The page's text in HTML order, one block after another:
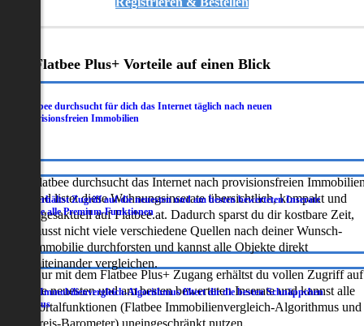
Flatbee Plus+ Vorteile auf einen Blick
Flatbee durchsucht für dich das Internet täglich nach neuen
provisionsfreien Immobilien
Flatbee durchsucht das Internet nach provisionsfreien
und listet diese Wohnungsinserate übersichtlich, kompakt und
tagesaktuell auf Flatbee.at. Dadurch sparst du dir kostbare Zeit,
musst nicht viele verschiedene Quellen nach deiner Wunsch-
Immobilie durchforsten und kannst alle Objekte direkt
miteinander vergleichen.
Du erhältst Zugriff auf die neuesten und am besten bewerteten Inserate
sowie alle Premium-Funktionen
Nur mit dem Flatbee Plus+ Zugang erhältst du vollen Zugriff auf
die neuesten und am besten bewerteten Inserate und kannst alle
Portalfunktionen (Flatbee Immobilienvergleich-Algorithmus und
Der Immobilienvergleich-Algorithmus filtert dir die besten Schnäppchen
heraus